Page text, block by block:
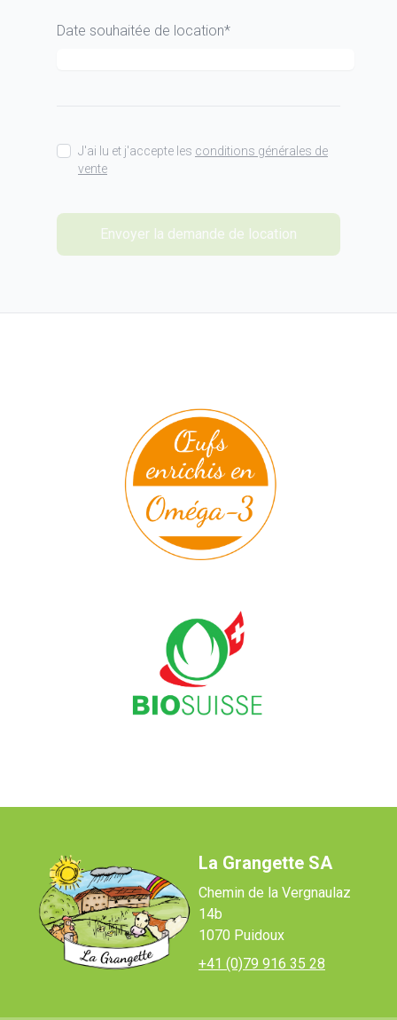
Date souhaitée de location*
J'ai lu et j'accepte les conditions générales de
vente
Envoyer la demande de location
La Grangette SA
Chemin de la Vergnaulaz
14b
1070 Puidoux
+41 (0)79 916 35 28